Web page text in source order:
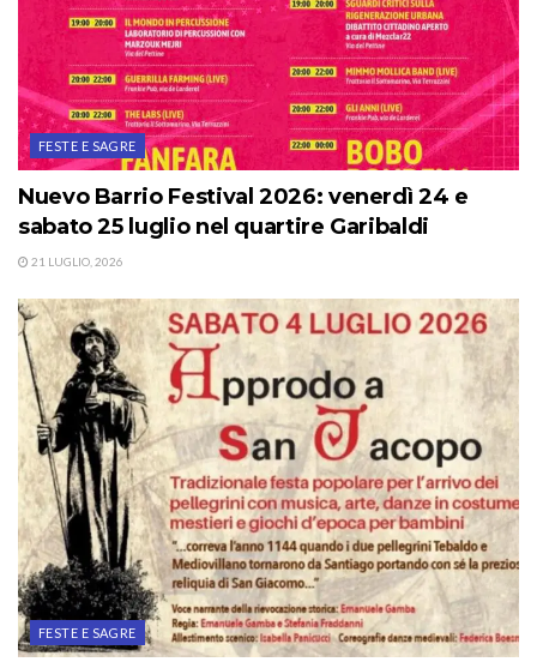
FESTE E SAGRE
Nuevo Barrio Festival 2026: venerdì 24 e
sabato 25 luglio nel quartire Garibaldi
21 LUGLIO, 2026
FESTE E SAGRE